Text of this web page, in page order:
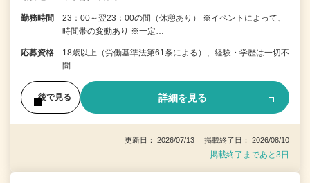
勤務時間
23：00～翌23：00の間（休憩あり） ※イベントによって、
時間帯の変動あり ※一定…
応募資格
18歳以上（労働基準法第61条による）、経験・学歴は一切不
問
後で見る 詳細を見る
更新日： 2026/07/13 掲載終了日： 2026/08/10
掲載終了まであと3日